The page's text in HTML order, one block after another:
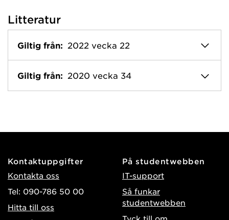
Litteratur
Giltig från: 2022 vecka 22
Giltig från: 2020 vecka 34
Kontaktuppgifter
Kontakta oss
Tel: 090-786 50 00
Hitta till oss
På studentwebben
IT-support
Så funkar
studentwebben